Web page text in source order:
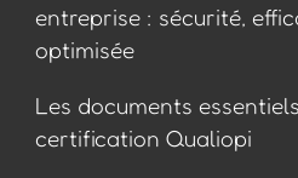
entreprise : sécurité,
optimisée
Les documents
certification Qualiopi